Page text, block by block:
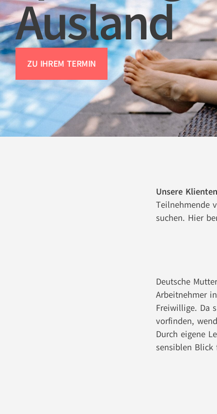
Ausland
ZU IHREM TERMIN
Unsere
Teilnehmende
suchen. Hier
Deutsche
Arbeitnehmer
Freiwillige. Da
vorfinden,
Durch eigene
sensiblen Blick